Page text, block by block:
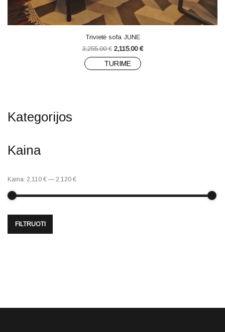
Trivietė sofa JUNE
3,255.00€ 2,115.00 €
TURIME
Kategorijos
Kaina
FILTRUOTI
Kaina: 2,110 € — 2,120 €